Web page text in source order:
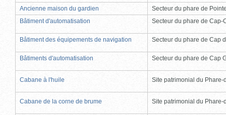
Ancienne maison du gardien
Secteur du phare de
Bâtiment d'automatisation
Secteur du phare de Cap-
Bâtiment des équipements de navigation Secteur du phare de Cap
Bâtiments d'automatisation Secteur du phare de Cap
Cabane à l'huile Site patrimonial du Phare-
Cabane de la corne de brume Site patrimonial du Phare-